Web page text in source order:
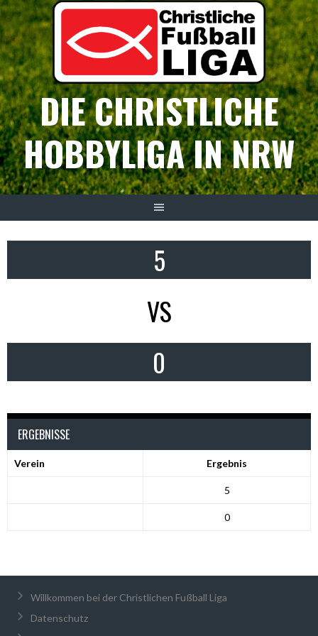
Springe
zum
Inhalt
DIE CHRISTLICHE
HOBBYLIGA IN NRW
5
VS
0
ERGEBNISSE
Verein Ergebnis
5
0
Willkommen bei der Christlichen Fußball Liga
Datenschutz